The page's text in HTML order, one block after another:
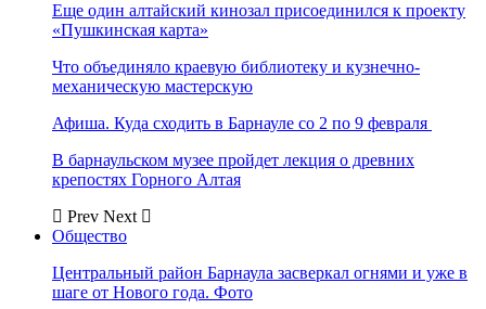
Еще один алтайский кинозал присоединился к проекту
«Пушкинская карта»
Что объединяло краевую библиотеку и кузнечно-
механическую мастерскую
Афиша. Куда сходить в Барнауле со 2 по 9 февраля
В барнаульском музее пройдет лекция о древних
крепостях Горного Алтая
Prev Next
Общество
Центральный район Барнаула засверкал огнями и уже в
шаге от Нового года. Фото